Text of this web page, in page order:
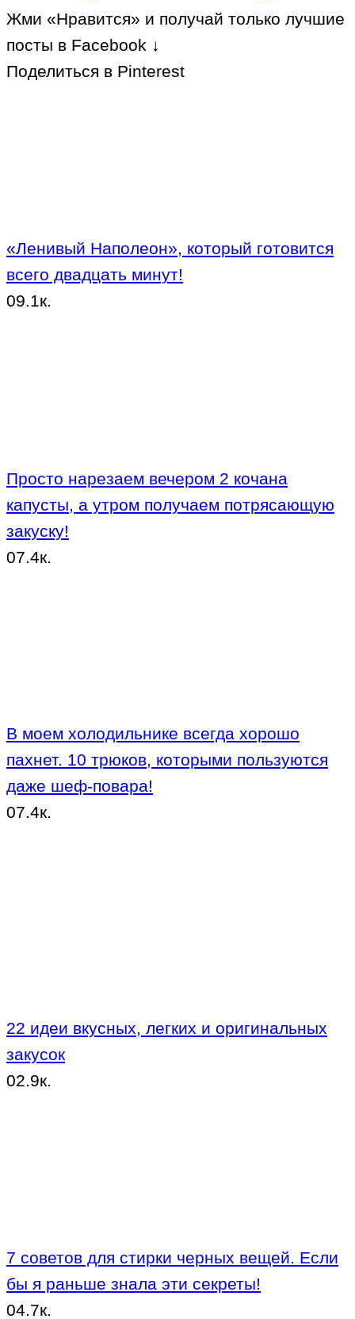
Жми «Нравится» и получай только лучшие
посты в Facebook ↓
Поделиться в Pinterest
«Ленивый Наполеон», который готовится
всего двадцать минут!
09.1к.
Просто нарезаем вечером 2 кочана
капусты, а утром получаем потрясающую
закуску!
07.4к.
В моем холодильнике всегда хорошо
пахнет. 10 трюков, которыми пользуются
даже шеф-повара!
07.4к.
22 идеи вкусных, легких и оригинальных
закусок
02.9к.
7 советов для стирки черных вещей. Если
бы я раньше знала эти секреты!
04.7к.